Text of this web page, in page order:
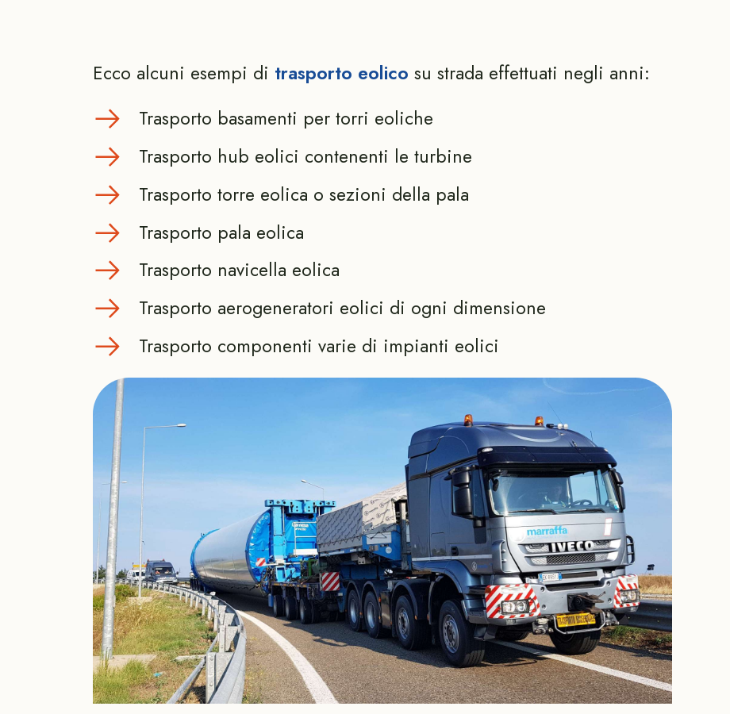
Ecco alcuni esempi di trasporto eolico su strada effettuati negli anni:
Trasporto basamenti per torri eoliche
Trasporto hub eolici contenenti le turbine
Trasporto torre eolica o sezioni della pala
Trasporto pala eolica
Trasporto navicella eolica
Trasporto aerogeneratori eolici di ogni dimensione
Trasporto componenti varie di impianti eolici